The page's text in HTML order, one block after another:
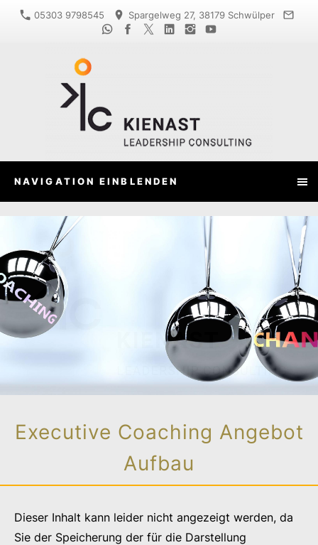
05303 9798545 Spargelweg 27, 38179 Schwülper
NAVIGATION EINBLENDEN
Executive Coaching Angebot
Aufbau
Dieser Inhalt kann leider nicht angezeigt werden, da
Sie der Speicherung der für die Darstellung